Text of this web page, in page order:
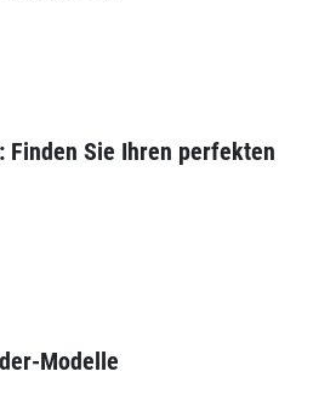
Finden Sie Ihren perfekten
Modelle